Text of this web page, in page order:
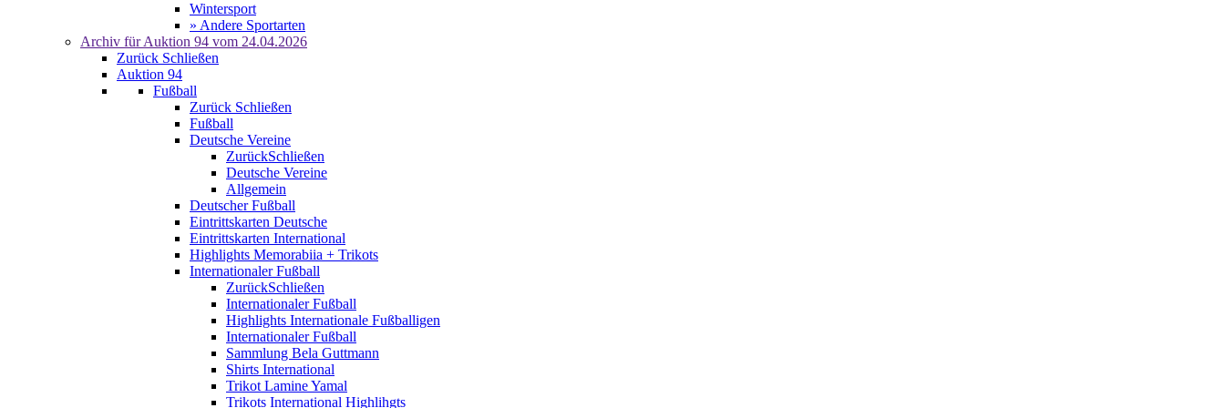
Wintersport
» Andere Sportarten
Archiv für Auktion 94 vom 24.04.2026
Zurück Schließen
Auktion 94
Fußball
Zurück Schließen
Fußball
Deutsche Vereine
ZurückSchließen
Deutsche Vereine
Allgemein
Deutscher Fußball
Eintrittskarten Deutsche
Eintrittskarten International
Highlights Memorabiia + Trikots
Internationaler Fußball
ZurückSchließen
Internationaler Fußball
Highlights Internationale Fußballigen
Internationaler Fußball
Sammlung Bela Guttmann
Shirts International
Trikot Lamine Yamal
Trikots International Highlihgts